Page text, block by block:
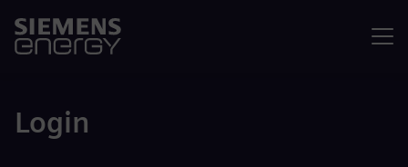
Login